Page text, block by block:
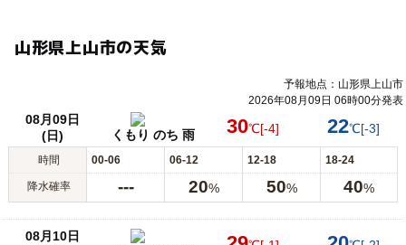
山形県上山市の天気
予報地点：山形県上山市
2026年08月09日 06時00分発表
08月09日
(日)
くもり のち 雨 30℃[-4] 22℃[-3]
時間 00-06 06-12 12-18 18-24
降水確率 --- 20% 50% 40%
08月10日